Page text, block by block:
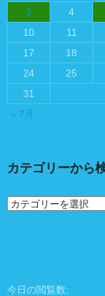
3
4
10
11
17
18
24
25
31
« 7月
カテゴリーから
カ
テ
検
今日の閲覧数: